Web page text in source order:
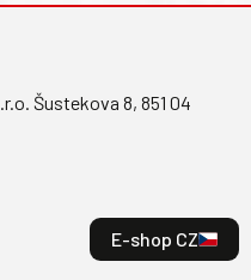
Šustekova 8, 851 04
E-shop CZ